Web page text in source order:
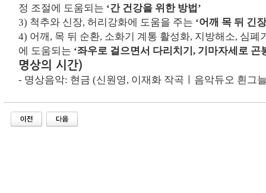
정 조절에 도움되는 ‘간 건강을 위한 방법 ’
3) 척추와 신장,허리강화에 도움을 주는 ‘어깨 목 뒤 긴
4) 어깨, 목 뒤 순환, 소화기 계통 활성화, 지방해소, 심폐
에 도움되는 ‘좌우로 걸으면서 다리치기, 기마자세로 곤
명상의 시간)
- 명상음악: 현금 (신원영, 이재화 작곡ㅣ음악듀오 흰그